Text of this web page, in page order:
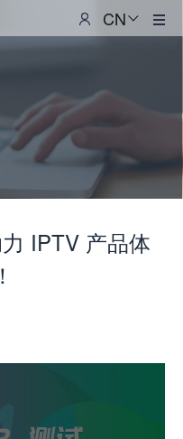
CN
CDP
擎
擎
IPTV 产品体